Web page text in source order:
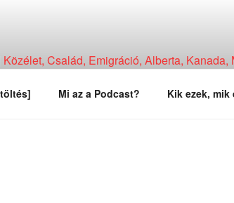
Család, Emigráció, Alberta,
Mi az a Podcast? Kik ezek, mik